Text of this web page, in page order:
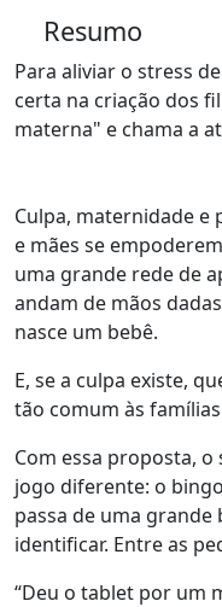
Resumo
Para aliviar o stress
certa na criação dos
materna" e chama a
Culpa, maternidade e
e mães se
uma grande rede de
andam de mãos
nasce um bebê.
E, se a culpa existe,
tão comum às
Com essa proposta, o
jogo diferente: o
passa de uma
identificar. Entre as
“Deu o tablet por um